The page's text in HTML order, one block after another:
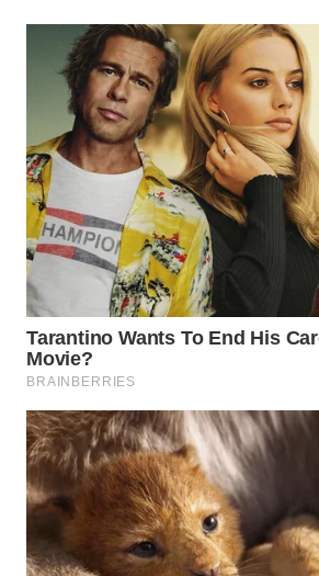
WN
LIKUPANG
WN
LABUANBAJO
WN
BORNEO
Wahana
Media
Group
NEWS
WAHANA
TANI
WAHANA